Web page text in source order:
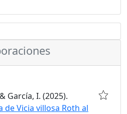
García, I. (2025).
de Vicia villosa Roth al